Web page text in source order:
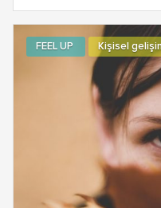
FEEL UP Kişisel